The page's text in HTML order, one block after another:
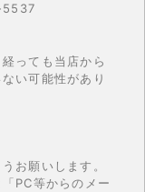
っても当店から
い可能性があり
お願いします。
PC等からのメー